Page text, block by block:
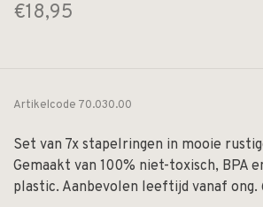
€18,95
Artikelcode 70.030.00
‎‎Set van 7x stapelringen in mooie
Gemaakt van 100% niet-toxisch, BPA
plastic. Aanbevolen leeftijd vanaf ong.